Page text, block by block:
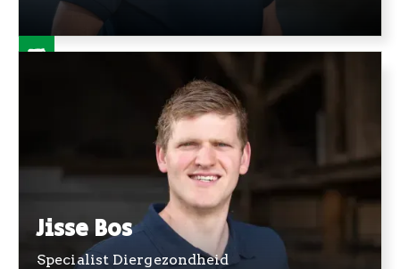
Jisse Bos
Specialist Diergezondheid